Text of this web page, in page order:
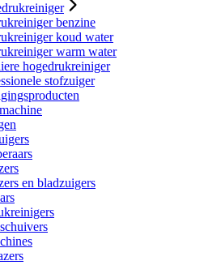
benzine
koud water
warm water
hogedrukreiniger
stofzuiger
en bladzuigers